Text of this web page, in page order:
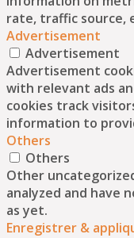
rate, traffic source,
Advertisement
Advertisement
Advertisement
with relevant ads
cookies track
information to
Others
Others
Other
analyzed and have
as yet.
Enregistrer &